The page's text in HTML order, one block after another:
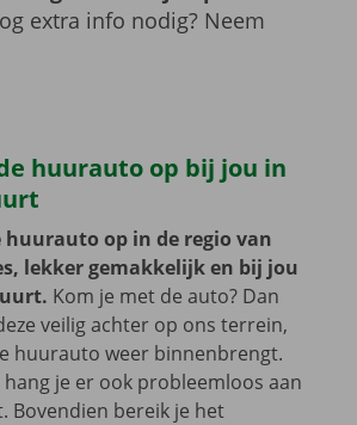
extra info nodig? Neem
huurauto op bij jou in
huurauto op in de regio van
lekker gemakkelijk en bij jou
Kom je met de auto? Dan
veilig achter op ons terrein,
huurauto weer binnenbrengt.
hang je er ook probleemloos aan
Bovendien bereik je het